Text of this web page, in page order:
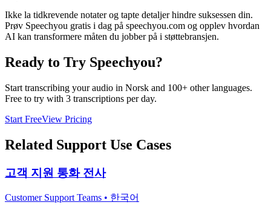
Ikke la tidkrevende notater og tapte detaljer hindre suksessen din.
Prøv Speechyou gratis i dag på speechyou.com og opplev hvordan
AI kan transformere måten du jobber på i støttebransjen.
Ready to Try Speechyou?
Start transcribing your audio in Norsk and 100+ other languages.
Free to try with 3 transcriptions per day.
Start FreeView Pricing
Related Support Use Cases
고객 지원 통화 전사
Customer Support Teams • 한국어